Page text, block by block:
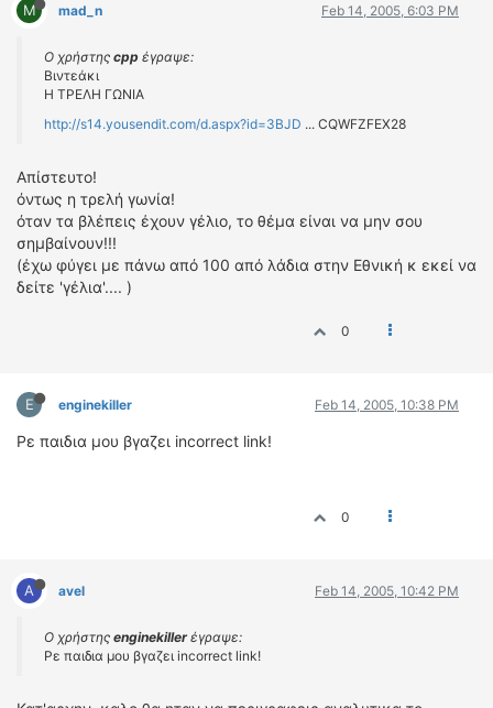
M mad_n Feb 14, 2005, 6:03 PM
Ο χρήστης cpp έγραψε:
Βιντεάκι
Η ΤΡΕΛΗ ΓΩΝΙΑ
http://s14.yousendit.com/d.aspx?id=3BJD ... CQWFZFEX28
Aπίστευτο!
όντως η τρελή γωνία!
όταν τα βλέπεις έχουν γέλιο, το θέμα είναι να μην σου
σημβαίνουν!!!
(έχω φύγει με πάνω από 100 από λάδια στην Εθνική κ εκεί να
δείτε 'γέλια'.... )
0
E enginekiller Feb 14, 2005, 10:38 PM
Ρε παιδια μου βγαζει incorrect link!
0
A avel Feb 14, 2005, 10:42 PM
Ο χρήστης enginekiller έγραψε:
Ρε παιδια μου βγαζει incorrect link!